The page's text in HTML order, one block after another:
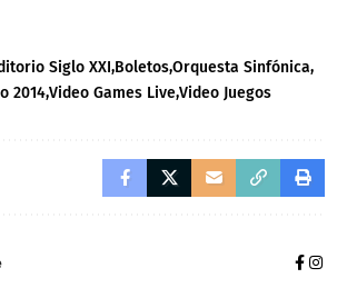
Siglo XXI BoletosOrquesta Sinfónica
2014Video Games LiveVideo Juegos